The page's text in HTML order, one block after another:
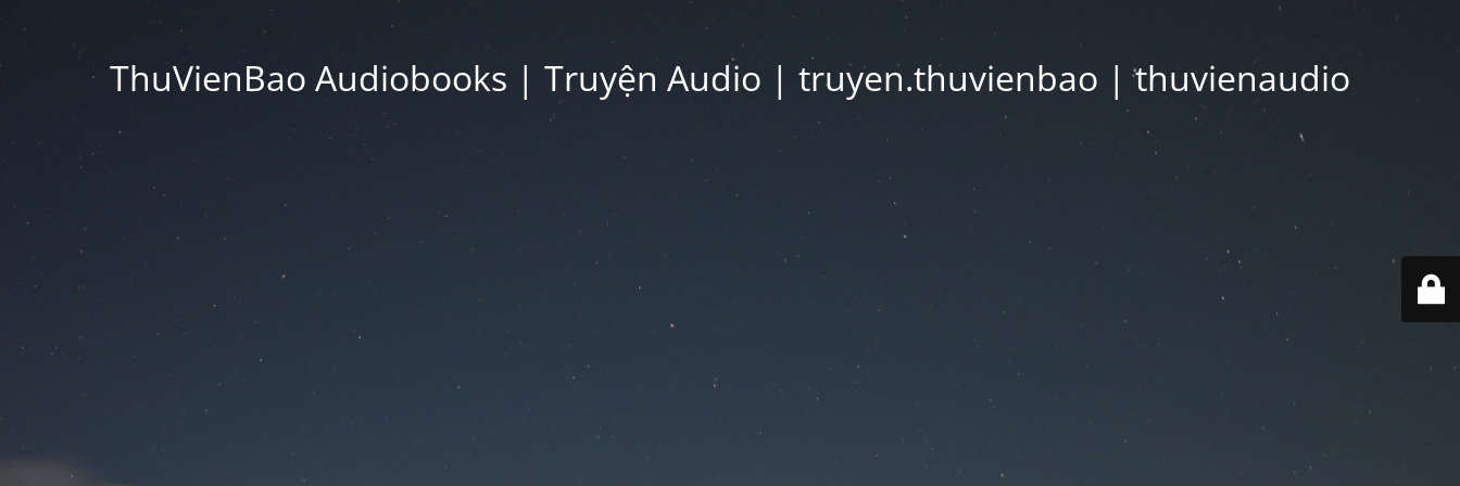
ThuVienBao Audiobooks | Truyện Audio | truyen.thuvienbao | thuvienaudio